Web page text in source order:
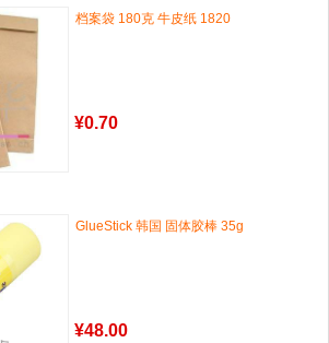
档案袋 180克 牛皮纸 1820
¥0.70
GlueStick 韩国 固体胶棒 35g
¥48.00